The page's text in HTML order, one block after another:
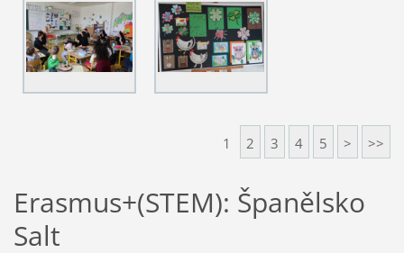
1 2 3 4 5 > >>
Erasmus+(STEM): Španělsko
Salt